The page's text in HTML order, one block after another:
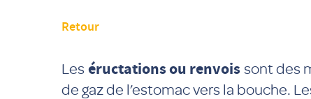
Retour
Les éructations ou renvois sont des
de gaz de l’estomac vers la bouche.